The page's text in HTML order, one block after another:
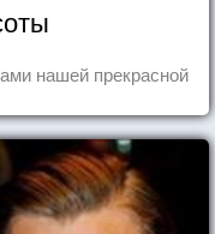
нашей прекрасной